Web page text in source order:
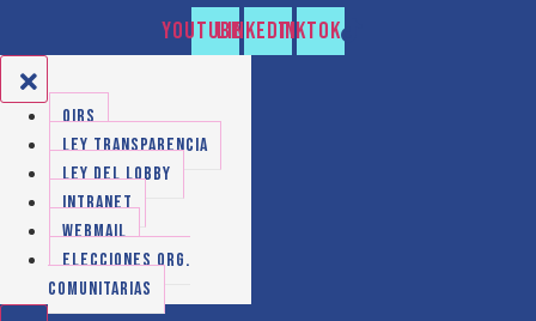
YoutubeLinkedinTiktok
OIRS
LEY TRANSPARENCIA
LEY DEL LOBBY
INTRANET
WEBMAIL
ELECCIONES ORG.
COMUNITARIAS